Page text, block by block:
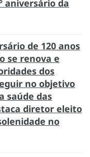
aniversário da
de 120 anos
se renova e
dos
no objetivo
saúde das
diretor eleito
no